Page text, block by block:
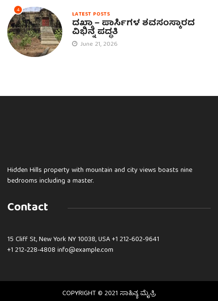
4 LATEST POSTS
ದಖ್ಮಾ – ಪಾರ್ಸಿಗಳ ಶವಸಂಸ್ಕಾರದ
ವಿಭಿನ್ನ ಪದ್ಧತಿ
June 21, 2026
Hidden Hills property with mountain and city views boasts nine
bedrooms including a master.
Contact
15 Cliff St, New York NY 10038, USA+1 212-602-9641
+1 212-228-4808 info@example.com
COPYRIGHT © 2021 ಸಾಹಿತ್ಯ ಮೈತ್ರಿ